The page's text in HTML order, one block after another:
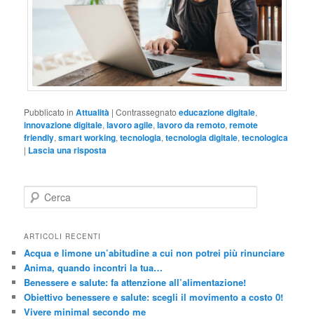
Pubblicato in Attualità |Contrassegnato educazione digitale,
innovazione digitale,lavoro agile,lavoro da remoto,remote
friendly,smart working,tecnologia,tecnologia digitale,tecnologica
| Lascia una risposta
e
c
ARTICOLI RECENTI
Acqua e limone un’abitudine a cui non potrei più rinunciare
Anima, quando incontri la tua…
Benessere e salute: fa attenzione all’alimentazione!
Obiettivo benessere e salute: scegli il movimento a costo 0!
Vivere minimal secondo me